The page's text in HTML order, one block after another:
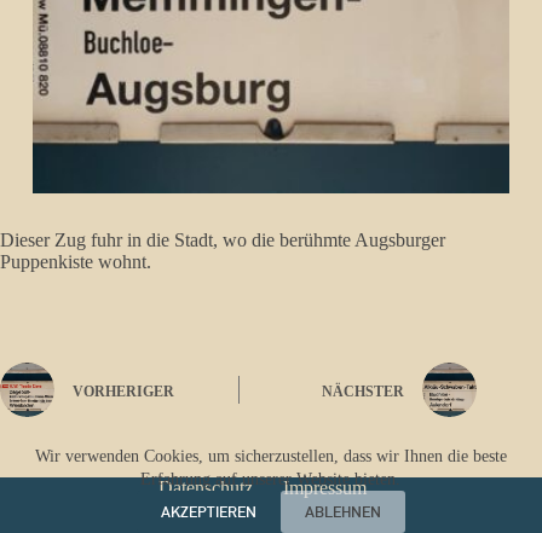
Wir verwenden Cookies, um sicherzustellen, dass wir Ihnen die beste
Erfahrung auf unserer Website bieten.
AKZEPTIEREN
ABLEHNEN
Dieser Zug fuhr in die Stadt, wo die berühmte Augsburger
Puppenkiste wohnt.
VORHERIGER NÄCHSTER
Datenschutz Impressum